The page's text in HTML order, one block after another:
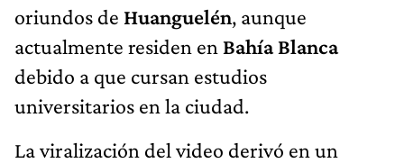
oriundos de Huanguelén, aunque
actualmente residen en Bahía Blanca
debido a que cursan estudios
universitarios en la ciudad.
La viralización del video derivó en un